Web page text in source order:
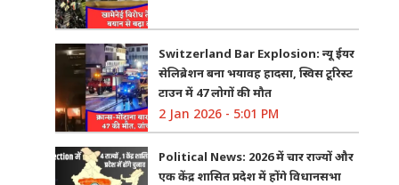
Switzerland Bar Explosion: न्यू ईयर
सेलिब्रेशन बना भयावह हादसा, स्विस टूरिस्ट
टाउन में 47 लोगों की मौत
2 Jan 2026 - 5:01 PM
Political News: 2026 में चार राज्यों और
एक केंद्र शासित प्रदेश में होंगे विधानसभा